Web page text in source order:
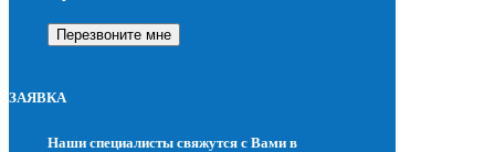
ЗАЯВКА
Наши специалисты свяжутся с Вами в